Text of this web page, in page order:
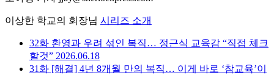
이상한 학교의 회장님 시리즈 소개
32화 환영과 우려 섞인 복직… 정근식 교육감 “직접 체크
할것” 2026.06.18
31화 [해결] 4년 8개월 만의 복직… 이게 바로 ‘참교육’이